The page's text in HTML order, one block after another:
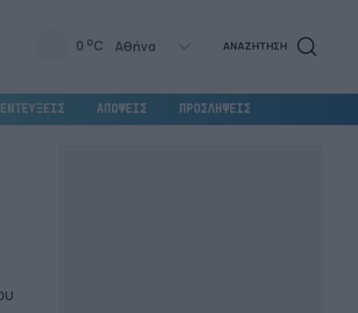
0 oC ΑΝΑΖΗΤΗΣΗ
ΑΠΟΨΕΙΣ ΠΡΟΣΛΗΨΕΙΣ